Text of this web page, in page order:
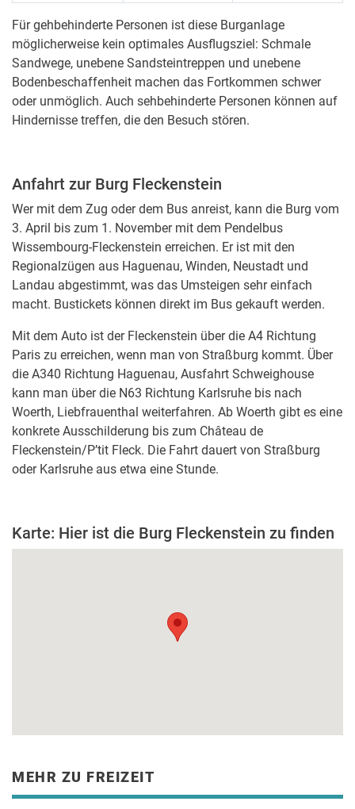
Für gehbehinderte Personen ist diese Burganlage
möglicherweise kein optimales Ausflugsziel: Schmale
Sandwege, unebene Sandsteintreppen und unebene
Bodenbeschaffenheit machen das Fortkommen schwer
oder unmöglich. Auch sehbehinderte Personen können auf
Hindernisse treffen, die den Besuch stören.
Anfahrt zur Burg Fleckenstein
Wer mit dem Zug oder dem Bus anreist, kann die Burg vom
3. April bis zum 1. November mit dem Pendelbus
Wissembourg-Fleckenstein erreichen. Er ist mit den
Regionalzügen aus Haguenau, Winden, Neustadt und
Landau abgestimmt, was das Umsteigen sehr einfach
macht. Bustickets können direkt im Bus gekauft werden.
Mit dem Auto ist der Fleckenstein über die A4 Richtung
Paris zu erreichen, wenn man von Straßburg kommt. Über
die A340 Richtung Haguenau, Ausfahrt Schweighouse
kann man über die N63 Richtung Karlsruhe bis nach
Woerth, Liebfrauenthal weiterfahren. Ab Woerth gibt es eine
konkrete Ausschilderung bis zum Château de
Fleckenstein/P’tit Fleck. Die Fahrt dauert von Straßburg
oder Karlsruhe aus etwa eine Stunde.
Karte: Hier ist die Burg Fleckenstein zu finden
MEHR ZU FREIZEIT